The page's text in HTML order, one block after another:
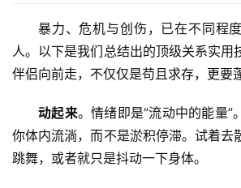
暴力、危机与创伤，已在不同程
人。以下是我们总结出的顶级关系实用
伴侣向前走，不仅仅是苟且求存，更要
动起来。情绪即是”流动中的能量”
你体内流淌，而不是淤积停滞。试着去
跳舞，或者就只是抖动一下身体。